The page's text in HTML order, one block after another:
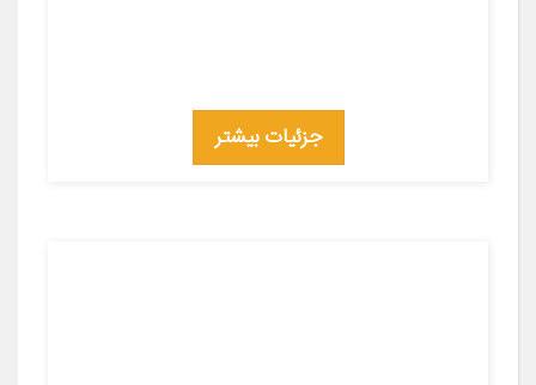
جزئیات بیشتر